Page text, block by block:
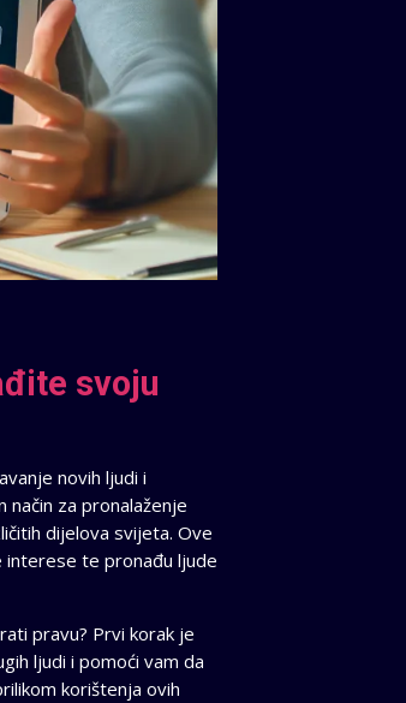
svoju
novih ljudi i
za pronalaženje
dijelova svijeta. Ove
te pronađu ljude
pravu? Prvi korak je
ljudi i pomoći vam da
korištenja ovih